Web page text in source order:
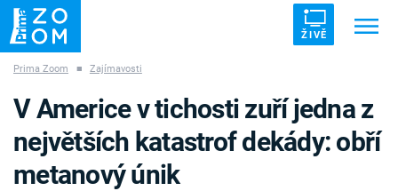
ŽIVĚ
ZÁHADY VETŘELCI DÁVNOVĚKU
Prima Zoom ■ Zajímavosti
V Americe v tichosti zuří jedna z
největších katastrof dekády: obří
metanový únik